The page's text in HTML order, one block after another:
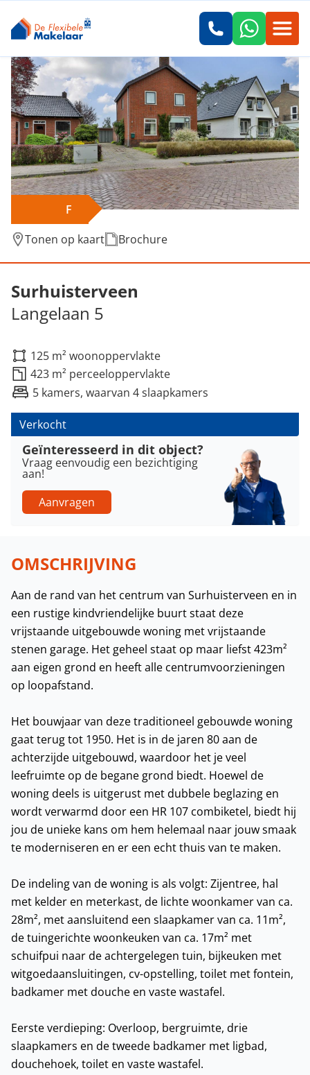
F
Tonen op kaart
Brochure
Verkocht: Langelaan 5, Surhuisterveen
Surhuisterveen
Langelaan 5
125 m² woonoppervlakte
423 m² perceeloppervlakte
5 kamers, waarvan 4 slaapkamers
Verkocht
Geïnteresseerd in dit object?
Vraag eenvoudig een bezichtiging
aan!
Aanvragen
OMSCHRIJVING
Aan de rand van het centrum van Surhuisterveen en in
een rustige kindvriendelijke buurt staat deze
vrijstaande uitgebouwde woning met vrijstaande
stenen garage. Het geheel staat op maar liefst 423m²
aan eigen grond en heeft alle centrumvoorzieningen
op loopafstand.
Het bouwjaar van deze traditioneel gebouwde woning
gaat terug tot 1950. Het is in de jaren 80 aan de
achterzijde uitgebouwd, waardoor het je veel
leefruimte op de begane grond biedt. Hoewel de
woning deels is uitgerust met dubbele beglazing en
wordt verwarmd door een HR 107 combiketel, biedt hij
jou de unieke kans om hem helemaal naar jouw smaak
te moderniseren en er een echt thuis van te maken.
De indeling van de woning is als volgt: Zijentree, hal
met kelder en meterkast, de lichte woonkamer van ca.
28m², met aansluitend een slaapkamer van ca. 11m²,
de tuingerichte woonkeuken van ca. 17m² met
schuifpui naar de achtergelegen tuin, bijkeuken met
witgoedaansluitingen, cv-opstelling, toilet met fontein,
badkamer met douche en vaste wastafel.
Eerste verdieping: Overloop, bergruimte, drie
slaapkamers en de tweede badkamer met ligbad,
douchehoek, toilet en vaste wastafel.